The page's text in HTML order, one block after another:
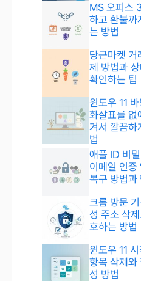
MS 오피스
하고 환불까
는 방법
당근마켓 거
제 방법과
확인하는 팁
윈도우 11
화살표를 없
겨서 깔끔하
법
애플 ID 비
이메일 인증
복구 방법과
크롬 방문
성 주소 삭
호하는 방법
윈도우 11
항목 삭제와
성 방법